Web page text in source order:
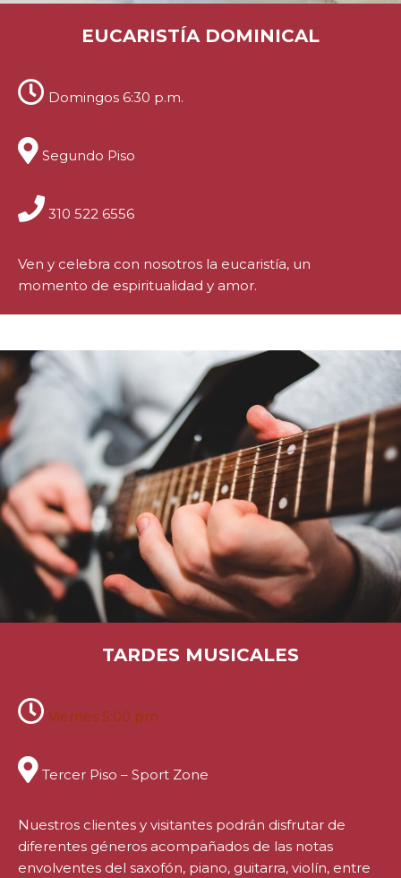
EUCARISTÍA DOMINICAL
Domingos 6:30 p.m.
Segundo Piso
310 522 6556
Ven y celebra con nosotros la eucaristía, un
momento de espiritualidad y amor.
TARDES MUSICALES
Viernes 5:00 pm
Tercer Piso – Sport Zone
Nuestros clientes y visitantes podrán disfrutar de
diferentes géneros acompañados de las notas
envolventes del saxofón, piano, guitarra, violín, entre